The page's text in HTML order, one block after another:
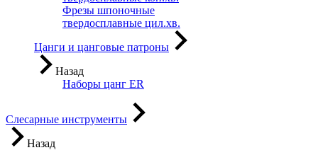
Фрезы шпоночные
твердосплавные цил.хв.
Цанги и цанговые патроны
Назад
Наборы цанг ER
Слесарные инструменты
Назад